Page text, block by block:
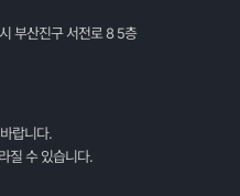
부산진구 서전로 8 5층
랍니다.
질 수 있습니다.